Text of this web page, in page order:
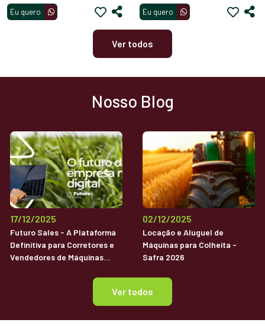
Eu quero Eu quero
Ver todos
Nosso Blog
17/12/2025
Futuro Sales - A Plataforma
Definitiva para Corretores e
Vendedores de Máquinas
02/12/2025
Locação e Aluguel de
Máquinas para Colheita -
Safra 2026
Ver todos